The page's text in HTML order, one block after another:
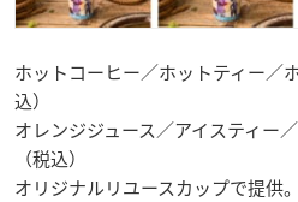
ホットコーヒー／ホットティー／
込）
オレンジジュース／アイスティー
（税込）
オリジナルリユースカップで提供